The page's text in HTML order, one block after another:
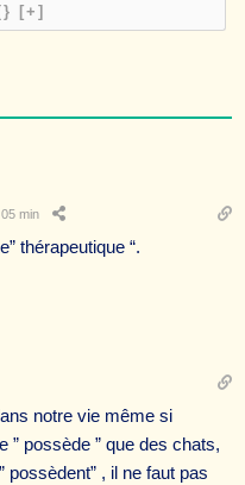
[+]
min
thérapeutique “.
notre vie même si
” possède ” que des chats,
, il ne faut pas